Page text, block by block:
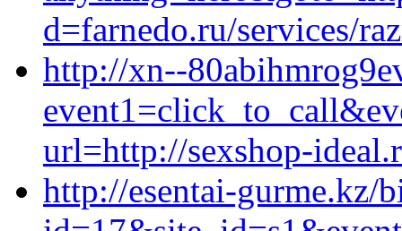
d=farnedo.ru/services/
http://xn--
url=http://sexshop-
http://esentai-gurme.kz/